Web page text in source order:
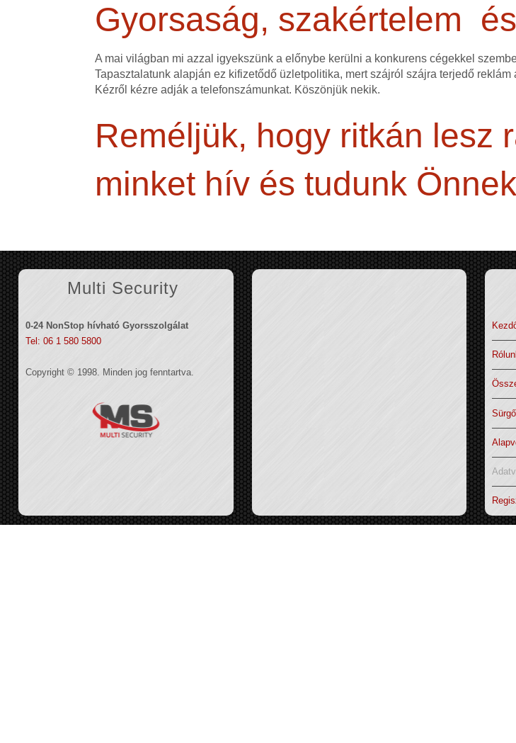
Gyorsaság, szakértelem
A mai világban mi azzal igyekszünk a előnybe kerülni a konkurens cégekkel
Tapasztalatunk alapján ez kifizetődő üzletpolitika, mert szájról szájra terjedő
Kézről kézre adják a telefonszámunkat. Köszönjük nekik.
Reméljük, hogy ritkán lesz
minket hív és tudunk
Multi Security
0-24 NonStop hívható Gyorsszolgálat
Tel: 06 1 580 5800
Copyright © 1998. Minden jog fenntartva.